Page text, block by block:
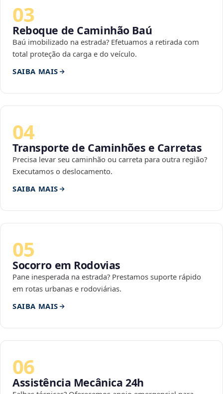
03
Reboque de Caminhão Baú
Baú imobilizado na estrada? Efetuamos a retirada com
total proteção da carga e do veículo.
SAIBA MAIS
04
Transporte de Caminhões e Carretas
Precisa levar seu caminhão ou carreta para outra região?
Executamos o deslocamento.
SAIBA MAIS
05
Socorro em Rodovias
Pane inesperada na estrada? Prestamos suporte rápido
em rotas urbanas e rodoviárias.
SAIBA MAIS
06
Assistência Mecânica 24h